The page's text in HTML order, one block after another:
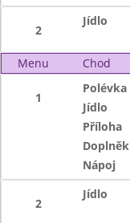
2
Jídlo
Menu Chod
1
Polévka
Jídlo
Příloha
Doplněk
Nápoj
2
Jídlo